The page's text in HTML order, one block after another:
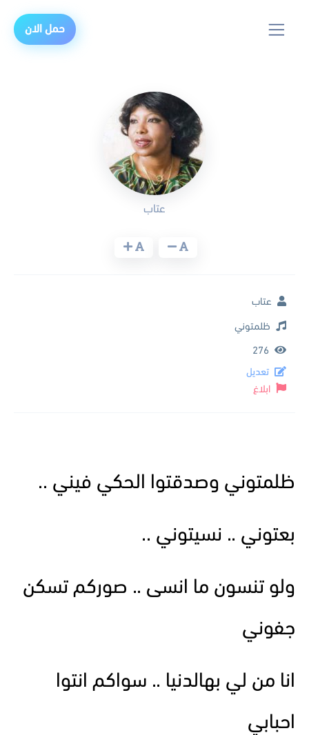
حمل الان
ظلمتوني وصدقتوا الحكي فيني ..
بعتوني .. نسيتوني ..
ولو تنسون ما انسى .. صوركم تسكن
جفوني
انا من لي بهالدنيا .. سواكم انتوا
احبابي
عتاب
عتاب
ظلمتوني
276
تعديل
ابلاغ